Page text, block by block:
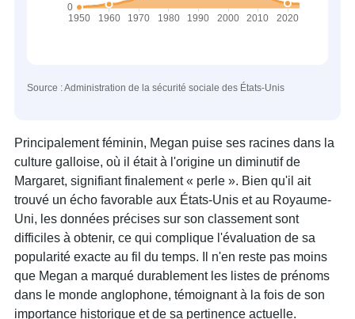
Source : Administration de la sécurité sociale des États-Unis
Principalement féminin, Megan puise ses racines dans la
culture galloise, où il était à l'origine un diminutif de
Margaret, signifiant finalement « perle ». Bien qu'il ait
trouvé un écho favorable aux États-Unis et au Royaume-
Uni, les données précises sur son classement sont
difficiles à obtenir, ce qui complique l'évaluation de sa
popularité exacte au fil du temps. Il n'en reste pas moins
que Megan a marqué durablement les listes de prénoms
dans le monde anglophone, témoignant à la fois de son
importance historique et de sa pertinence actuelle.